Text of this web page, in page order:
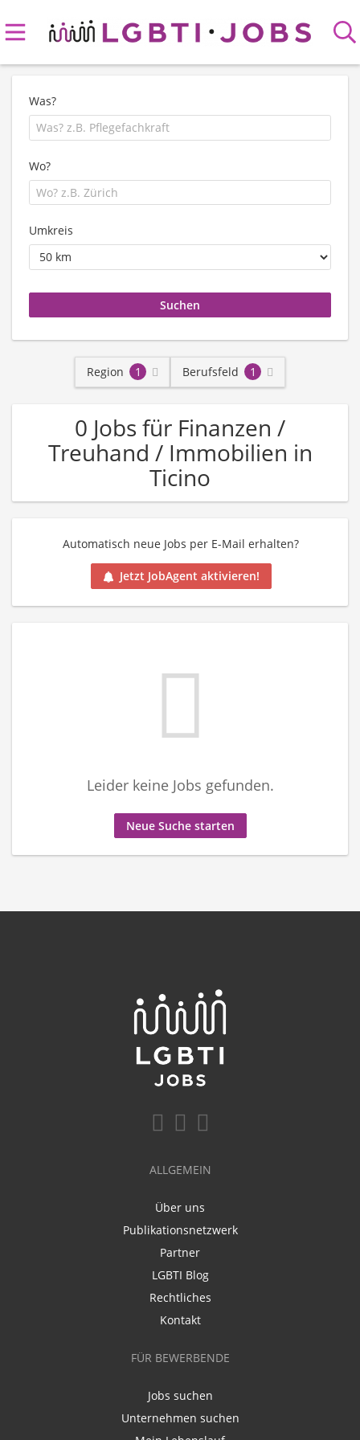
Was?
Wo?
Umkreis
Region 1 Berufsfeld 1
0 Jobs für Finanzen /
Treuhand / Immobilien in
Ticino
Automatisch neue Jobs per E-Mail erhalten?
Jetzt JobAgent aktivieren!
Leider keine Jobs gefunden.
Neue Suche starten
ALLGEMEIN
Über uns
Publikationsnetzwerk
Partner
LGBTI Blog
Rechtliches
Kontakt
FÜR BEWERBENDE
Jobs suchen
Unternehmen suchen